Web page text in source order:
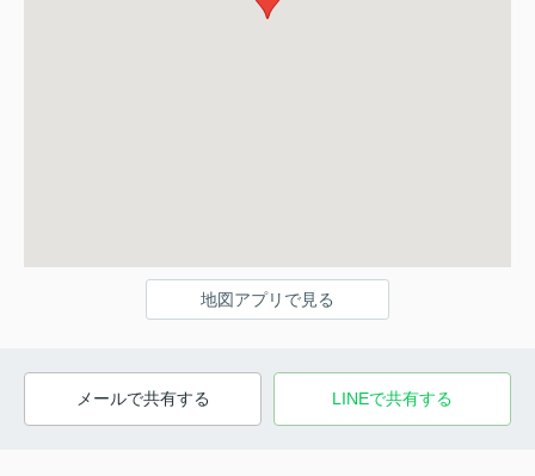
地図アプリで見る
メールで共有する LINEで共有する